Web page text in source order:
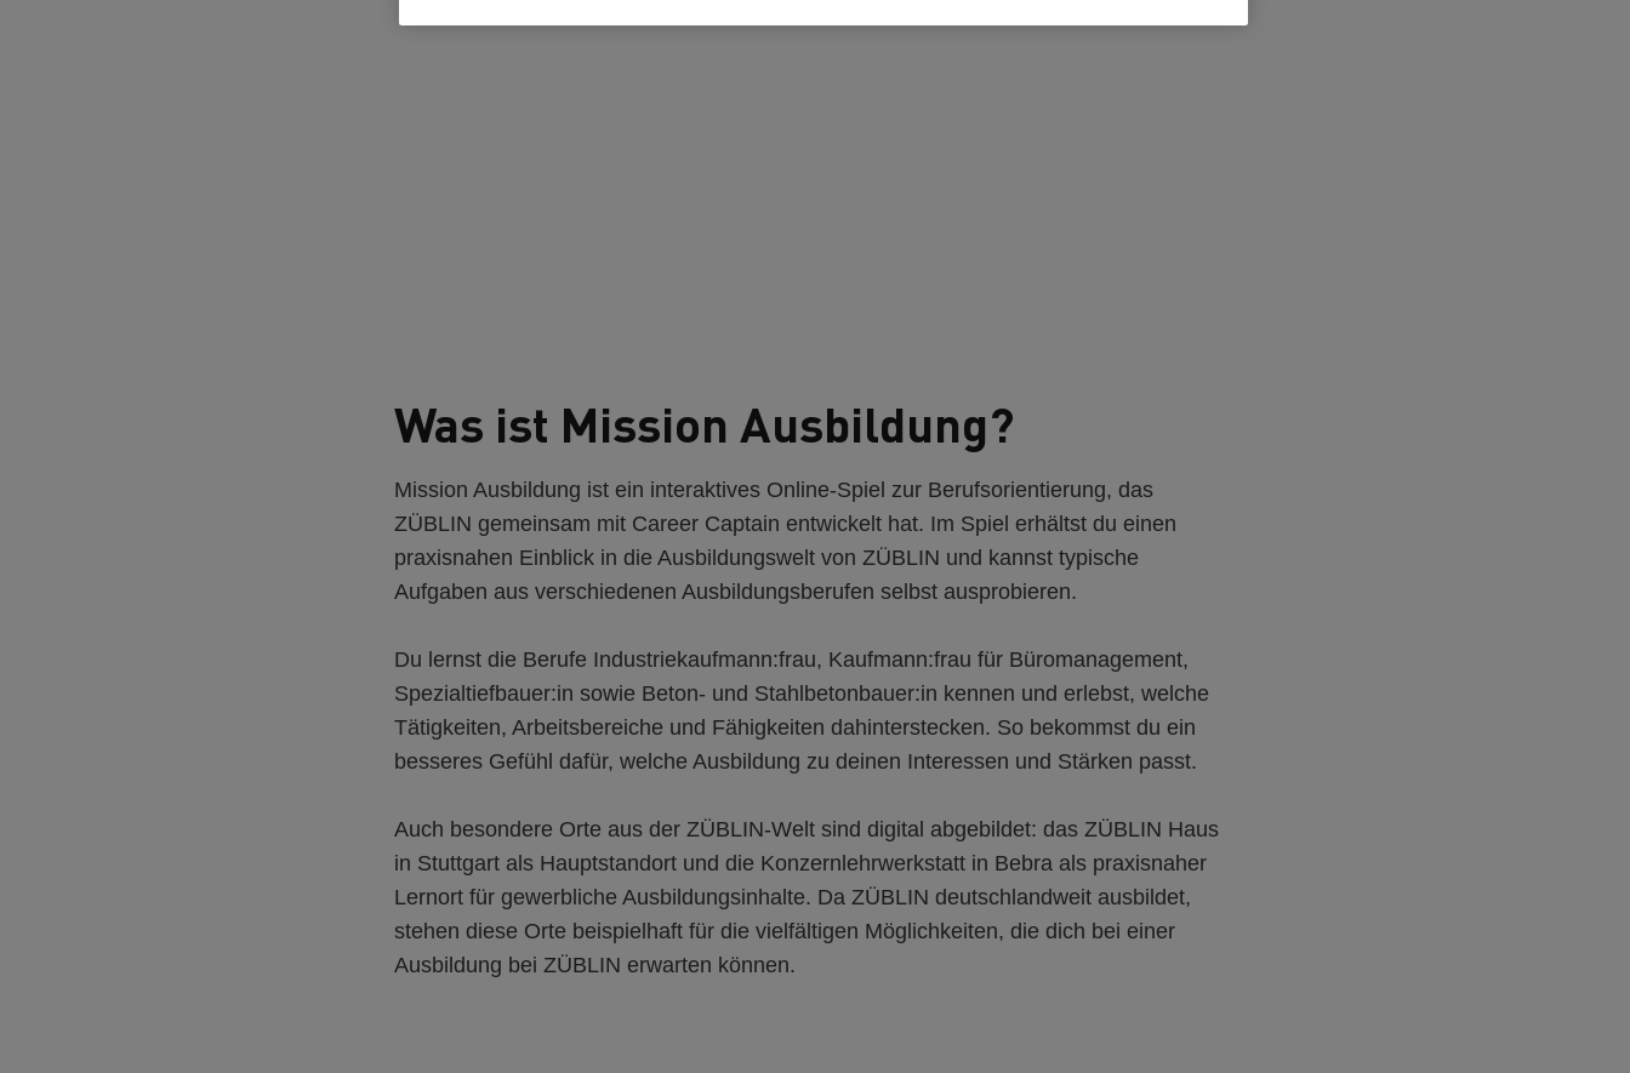
Was ist Mission Ausbildung?
Mission Ausbildung ist ein interaktives Online-Spiel zur Berufsorientierung, das
ZÜBLIN gemeinsam mit Career Captain entwickelt hat. Im Spiel erhältst du einen
praxisnahen Einblick in die Ausbildungswelt von ZÜBLIN und kannst typische
Aufgaben aus verschiedenen Ausbildungsberufen selbst ausprobieren.
Du lernst die Berufe Industriekaufmann:frau, Kaufmann:frau für Büromanagement,
Spezialtiefbauer:in sowie Beton- und Stahlbetonbauer:in kennen und erlebst, welche
Tätigkeiten, Arbeitsbereiche und Fähigkeiten dahinterstecken. So bekommst du ein
besseres Gefühl dafür, welche Ausbildung zu deinen Interessen und Stärken passt.
Auch besondere Orte aus der ZÜBLIN-Welt sind digital abgebildet: das ZÜBLIN Haus
in Stuttgart als Hauptstandort und die Konzernlehrwerkstatt in Bebra als praxisnaher
Lernort für gewerbliche Ausbildungsinhalte. Da ZÜBLIN deutschlandweit ausbildet,
stehen diese Orte beispielhaft für die vielfältigen Möglichkeiten, die dich bei einer
Ausbildung bei ZÜBLIN erwarten können.